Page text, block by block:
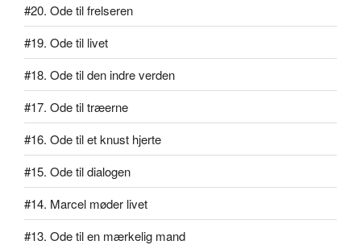
#20. Ode til frelseren
#19. Ode til livet
#18. Ode til den indre verden
#17. Ode til træerne
#16. Ode til et knust hjerte
#15. Ode til dialogen
#14. Marcel møder livet
#13. Ode til en mærkelig mand